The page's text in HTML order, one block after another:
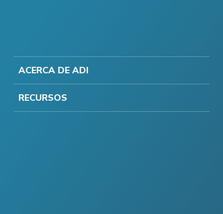
ACERCA DE ADI
RECURSOS